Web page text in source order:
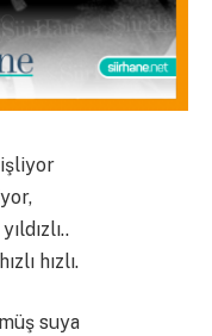
hızlı.
suya